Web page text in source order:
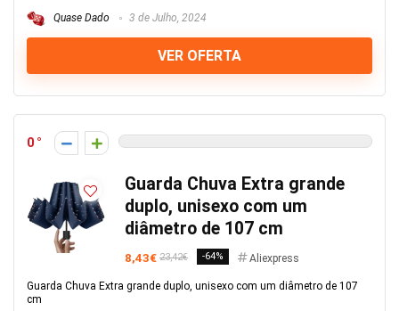
Quase Dado 3 de Julho, 2024
VER OFERTA
0
Guarda Chuva Extra grande
duplo, unisexo com um
diâmetro de 107 cm
8,43€ 23,42€ -64% Aliexpress
Guarda Chuva Extra grande duplo, unisexo com um diâmetro de 107
cm